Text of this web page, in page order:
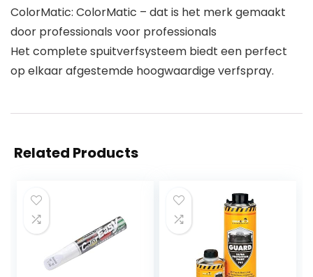
ColorMatic: ColorMatic – dat is het merk gemaakt
door professionals voor professionals
Het complete spuitverfsysteem biedt een perfect
op elkaar afgestemde hoogwaardige verfspray.
Related Products